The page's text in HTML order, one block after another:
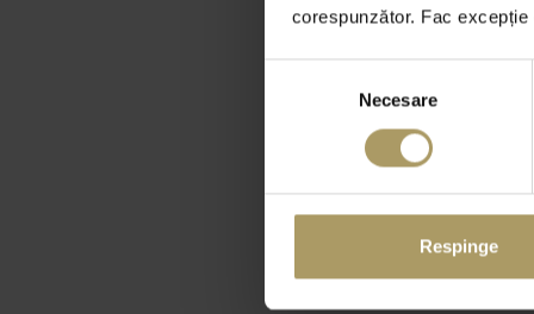
corespunzător. Fac
consimțământului
Necesare
Respinge